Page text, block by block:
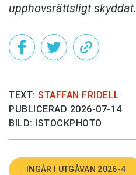
upphovsrättsligt skyddat.
TEXT: STAFFAN FRIDELL
PUBLICERAD 2026-07-14
BILD: ISTOCKPHOTO
INGÅR I UTGÅVAN 2026-4